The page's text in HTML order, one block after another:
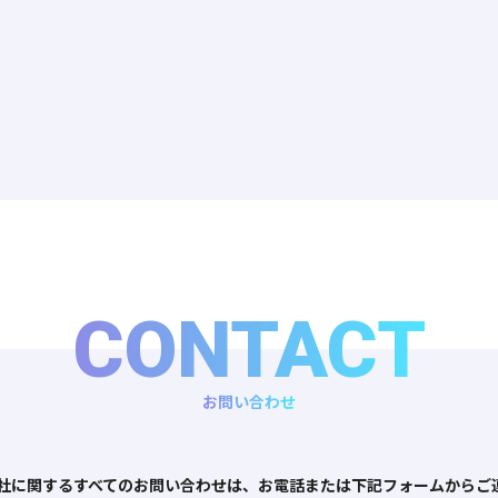
CONTACT
お問い合わせ
に関するすべてのお問い合わせは、お電話または下記フォームからご